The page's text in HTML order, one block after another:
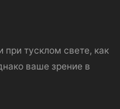
тусклом свете, как
ваше зрение в